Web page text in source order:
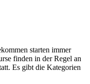
starten immer
finden in der Regel an
Es gibt die Kategorien